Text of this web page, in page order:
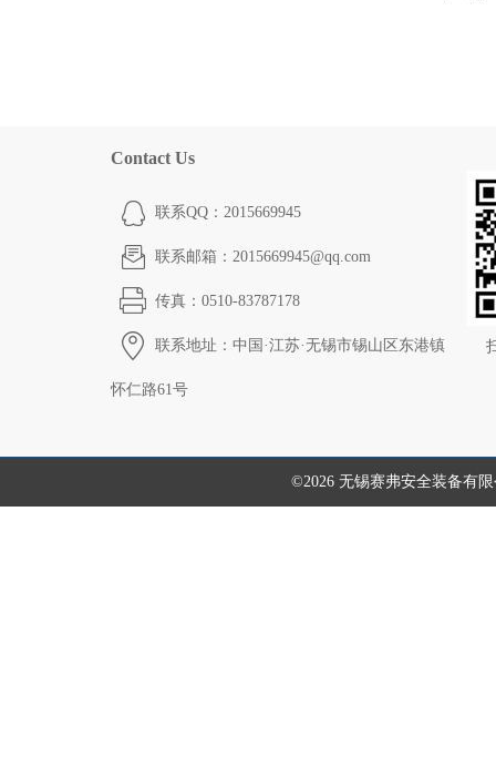
Contact Us
联系QQ：2015669945
联系邮箱：2015669945@qq.com
传真：0510-83787178
联系地址：中国·江苏·无锡市锡山区东港镇
怀仁路61号
©2026 无锡赛弗安全装备有